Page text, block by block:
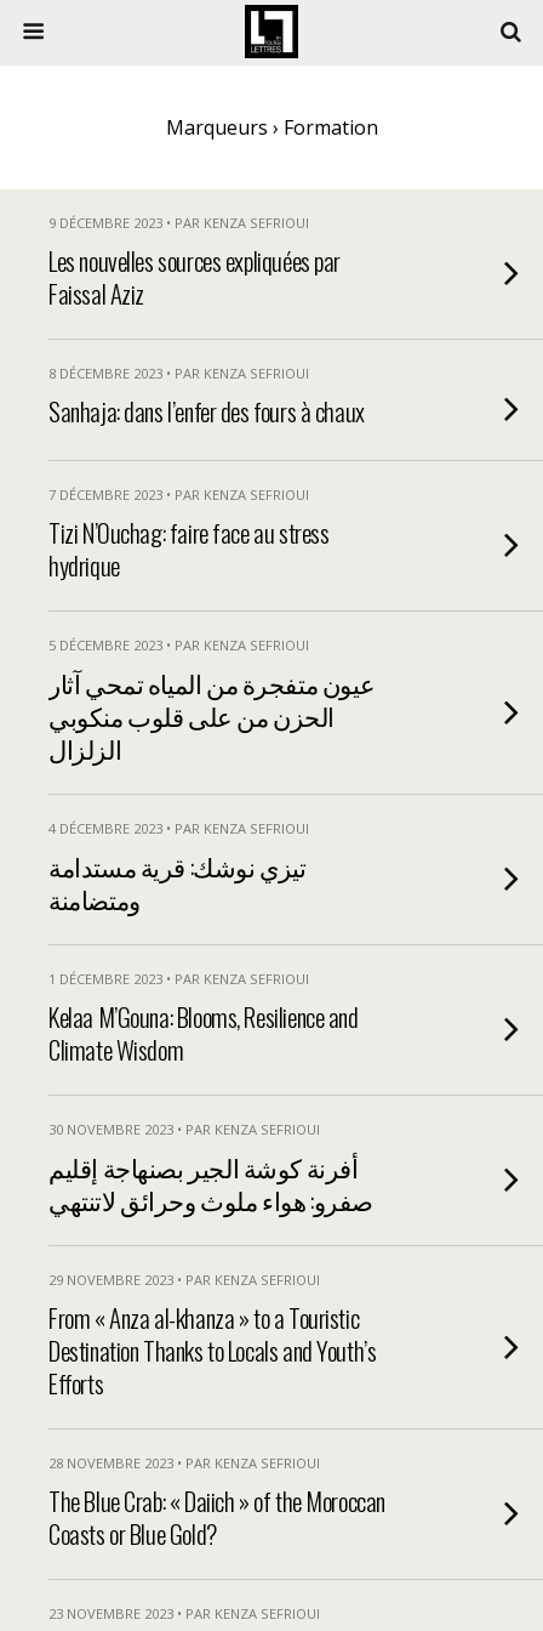
Marqueurs › Formation
9 DÉCEMBRE 2023 • PAR KENZA SEFRIOUI
Les nouvelles sources expliquées par
Faissal Aziz
8 DÉCEMBRE 2023 • PAR KENZA SEFRIOUI
Sanhaja: dans l’enfer des fours à chaux
7 DÉCEMBRE 2023 • PAR KENZA SEFRIOUI
Tizi N’Ouchag: faire face au stress
hydrique
5 DÉCEMBRE 2023 • PAR KENZA SEFRIOUI
عيون متفجرة من المياه تمحي آثار
الحزن من على قلوب منكوبي
الزلزال
4 DÉCEMBRE 2023 • PAR KENZA SEFRIOUI
تيزي نوشك: قرية مستدامة
ومتضامنة
1 DÉCEMBRE 2023 • PAR KENZA SEFRIOUI
Kelaa M’Gouna: Blooms, Resilience and
Climate Wisdom
30 NOVEMBRE 2023 • PAR KENZA SEFRIOUI
أفرنة كوشة الجير بصنهاجة إقليم
صفرو: هواء ملوث وحرائق لاتنتهي
29 NOVEMBRE 2023 • PAR KENZA SEFRIOUI
From « Anza al-khanza » to a Touristic
Destination Thanks to Locals and Youth’s
Efforts
28 NOVEMBRE 2023 • PAR KENZA SEFRIOUI
The Blue Crab: « Daiich » of the Moroccan
Coasts or Blue Gold?
23 NOVEMBRE 2023 • PAR KENZA SEFRIOUI